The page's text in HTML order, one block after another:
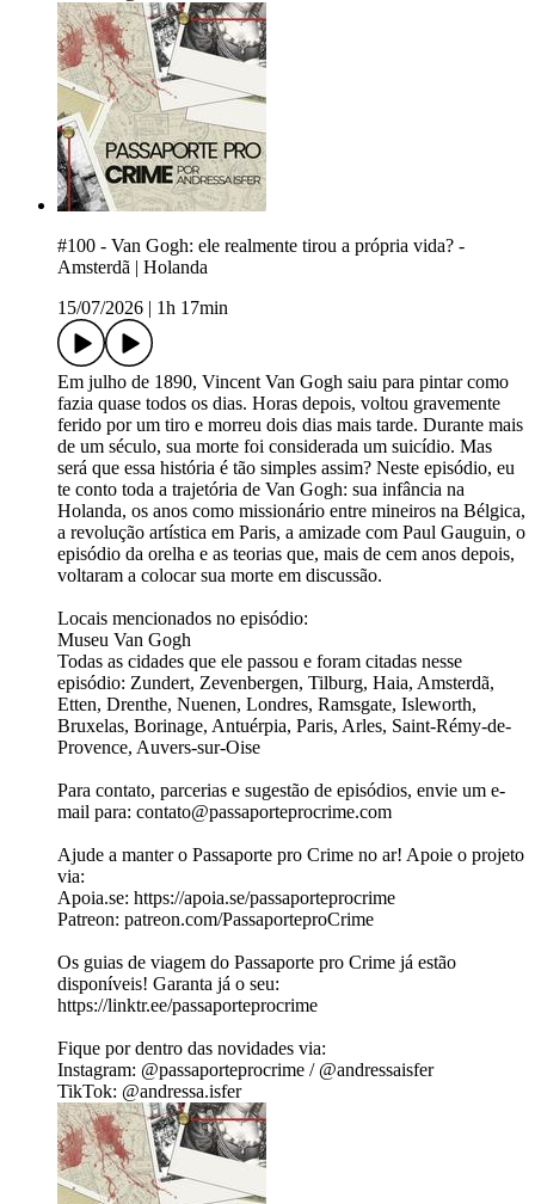
#100 - Van Gogh: ele realmente tirou a própria vida? -
Amsterdã | Holanda
15/07/2026
1h 17min
Em julho de 1890, Vincent Van Gogh saiu para pintar como
fazia quase todos os dias. Horas depois, voltou gravemente
ferido por um tiro e morreu dois dias mais tarde. Durante mais
de um século, sua morte foi considerada um suicídio. Mas
será que essa história é tão simples assim? Neste episódio, eu
te conto toda a trajetória de Van Gogh: sua infância na
Holanda, os anos como missionário entre mineiros na Bélgica,
a revolução artística em Paris, a amizade com Paul Gauguin, o
episódio da orelha e as teorias que, mais de cem anos depois,
voltaram a colocar sua morte em discussão.
Locais mencionados no episódio:
Museu Van Gogh
Todas as cidades que ele passou e foram citadas nesse
episódio: Zundert, Zevenbergen, Tilburg, Haia, Amsterdã,
Etten, Drenthe, Nuenen, Londres, Ramsgate, Isleworth,
Bruxelas, Borinage, Antuérpia, Paris, Arles, Saint-Rémy-de-
Provence, Auvers-sur-Oise
Para contato, parcerias e sugestão de episódios, envie um e-
mail para: ⁠contato@passaporteprocrime.com
Ajude a manter o Passaporte pro Crime no ar! Apoie o projeto
via:
Apoia.se⁠: ⁠https://apoia.se/passaporteprocrime⁠
Patreon: ⁠patreon.com/PassaporteproCrime⁠
Os guias de viagem do Passaporte pro Crime já estão
disponíveis! Garanta já o seu:
https://linktr.ee/passaporteprocrime
Fique por dentro das novidades via:
Instagram: @passaporteprocrime / @andressaisfer
TikTok: @andressa.isfer